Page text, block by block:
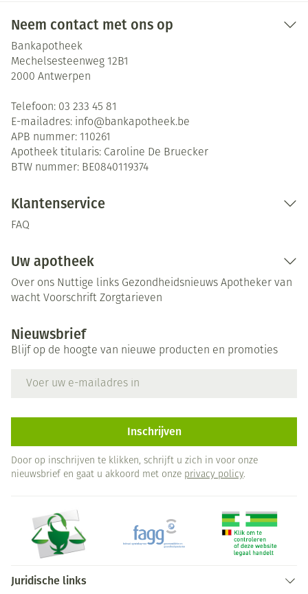
Neem contact met ons op
Bankapotheek
Mechelsesteenweg 12B1
2000 Antwerpen
Telefoon: 03 233 45 81
E-mailadres: info@bankapotheek.be
APB nummer: 110261
Apotheek titularis: Caroline De Bruecker
BTW nummer: BE0840119374
Klantenservice
FAQ
Uw apotheek
Over ons Nuttige links Gezondheidsnieuws Apotheker van
wacht Voorschrift Zorgtarieven
Nieuwsbrief
Blijf op de hoogte van nieuwe producten en promoties
Inschrijven
Door op inschrijven te klikken, schrijft u zich in voor onze
nieuwsbrief en gaat u akkoord met onze privacy policy.
Juridische links